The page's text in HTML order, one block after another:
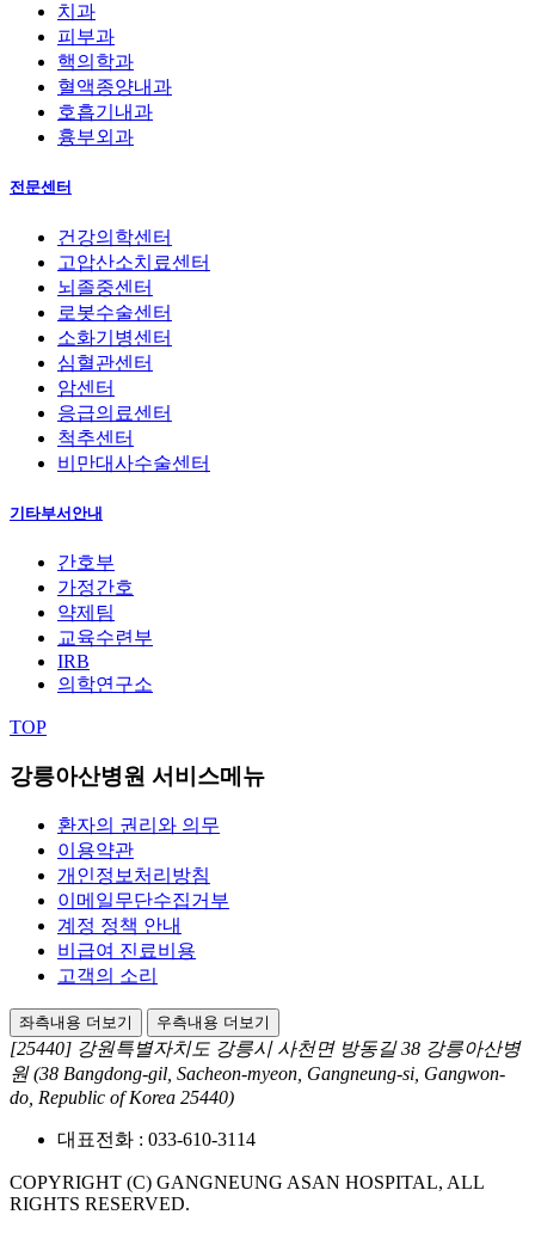
치과
피부과
핵의학과
혈액종양내과
호흡기내과
흉부외과
전문센터
건강의학센터
고압산소치료센터
뇌졸중센터
로봇수술센터
소화기병센터
심혈관센터
암센터
응급의료센터
척추센터
비만대사수술센터
기타부서안내
간호부
가정간호
약제팀
교육수련부
IRB
의학연구소
TOP
강릉아산병원 서비스메뉴
환자의 권리와 의무
이용약관
개인정보처리방침
이메일무단수집거부
계정 정책 안내
비급여 진료비용
고객의 소리
좌측내용 더보기 우측내용 더보기
[25440] 강원특별자치도 강릉시 사천면 방동길 38 강릉아산병
원 (38 Bangdong-gil, Sacheon-myeon, Gangneung-si, Gangwon-
do, Republic of Korea 25440)
대표전화 : 033-610-3114
COPYRIGHT (C) GANGNEUNG ASAN HOSPITAL, ALL
RIGHTS RESERVED.